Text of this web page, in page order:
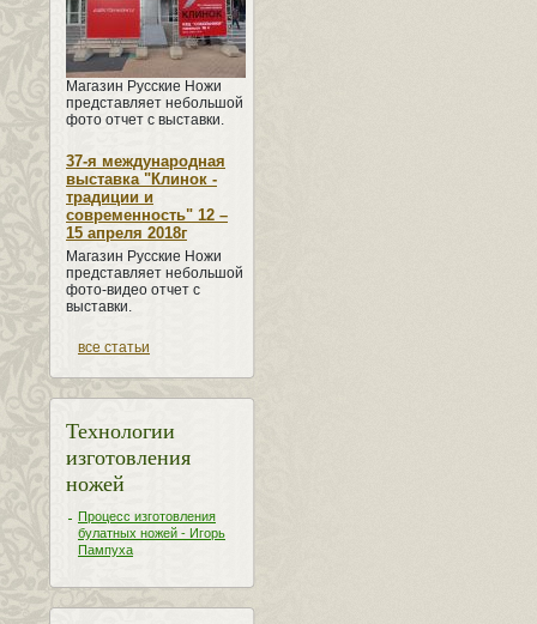
Магазин Русские Ножи
представляет небольшой
фото отчет с выставки.
37-я международная
выставка "Клинок -
традиции и
современность" 12 –
15 апреля 2018г
Магазин Русские Ножи
представляет небольшой
фото-видео отчет с
выставки.
все статьи
Технологии
изготовления
ножей
Процесс изготовления
булатных ножей - Игорь
Пампуха